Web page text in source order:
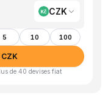
CZK
5 10 100
de 40 devises fiat